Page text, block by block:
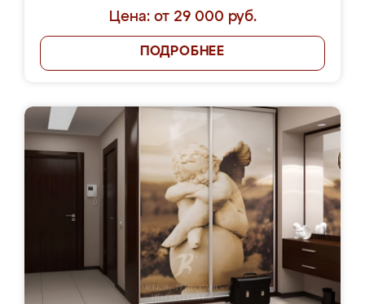
Цена: от 29 000 руб.
ПОДРОБНЕЕ